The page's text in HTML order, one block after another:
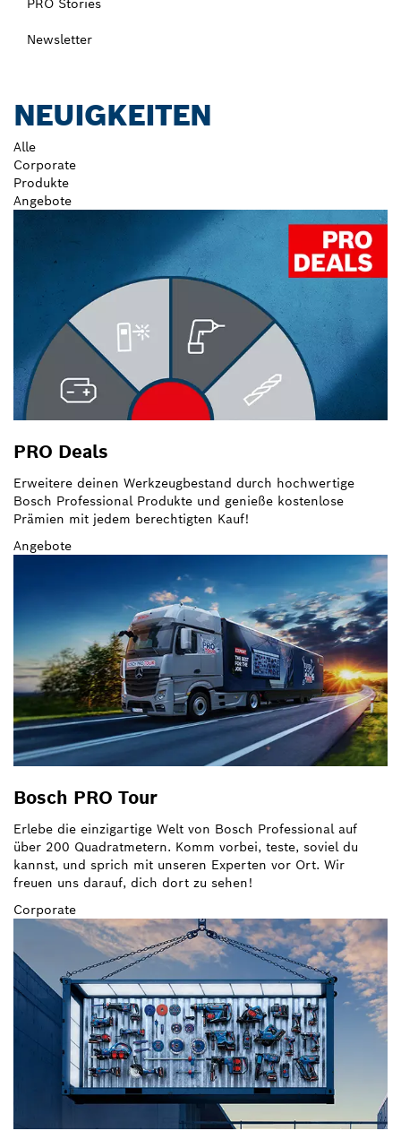
PRO Stories
Newsletter
NEUIGKEITEN
Alle
Corporate
Produkte
Angebote
PRO Deals
Erweitere deinen Werkzeugbestand durch hochwertige
Bosch Professional Produkte und genieße kostenlose
Prämien mit jedem berechtigten Kauf!
Angebote
Bosch PRO Tour
Erlebe die einzigartige Welt von Bosch Professional auf
über 200 Quadratmetern. Komm vorbei, teste, soviel du
kannst, und sprich mit unseren Experten vor Ort. Wir
freuen uns darauf, dich dort zu sehen!
Corporate